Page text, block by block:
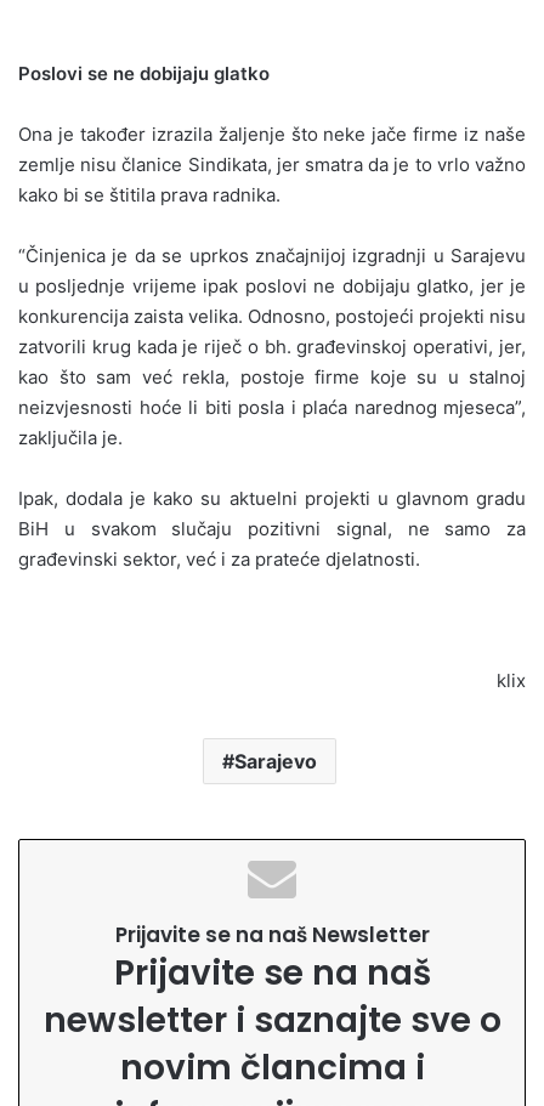
Poslovi se ne dobijaju glatko
Ona je također izrazila žaljenje što neke jače firme iz naše
zemlje nisu članice Sindikata, jer smatra da je to vrlo važno
kako bi se štitila prava radnika.
“Činjenica je da se uprkos značajnijoj izgradnji u Sarajevu
u posljednje vrijeme ipak poslovi ne dobijaju glatko, jer je
konkurencija zaista velika. Odnosno, postojeći projekti nisu
zatvorili krug kada je riječ o bh. građevinskoj operativi, jer,
kao što sam već rekla, postoje firme koje su u stalnoj
neizvjesnosti hoće li biti posla i plaća narednog mjeseca”,
zaključila je.
Ipak, dodala je kako su aktuelni projekti u glavnom gradu
BiH u svakom slučaju pozitivni signal, ne samo za
građevinski sektor, već i za prateće djelatnosti.
klix
Sarajevo
Prijavite se na naš Newsletter
Prijavite se na naš
newsletter i saznajte sve o
novim člancima i